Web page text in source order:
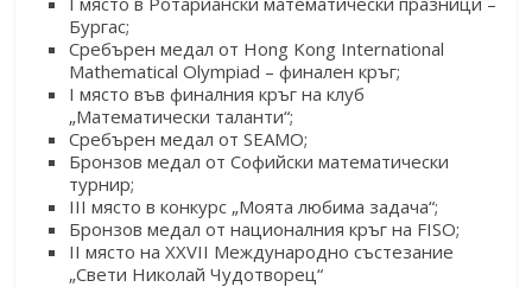
Бургас;
Сребърен медал от Hong Kong International
Mathematical Olympiad – финален кръг;
I място във финалния кръг на клуб
„Математически таланти“;
Сребърен медал от SEAMO;
Бронзов медал от Софийски математически
турнир;
III място в конкурс „Моята любима задача“;
Бронзов медал от националния кръг на FISO;
II място на XXVII Международно състезание
„Свети Николай Чудотворец“